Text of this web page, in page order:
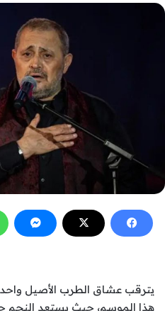
يترقب عشاق الطرب الأصيل
هذا الموسم، حيث يستعد